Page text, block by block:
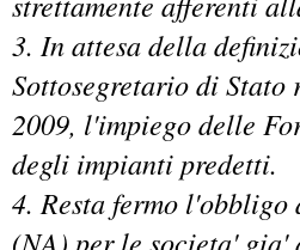
3. In attesa della
Sottosegretario di
2009, l'impiego delle
degli impianti predetti.
4. Resta fermo